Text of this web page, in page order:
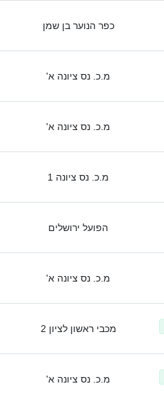
כפר הנוער בן שמן
מ.כ. נס ציונה א'
מ.כ. נס ציונה א'
מ.כ. נס ציונה 1
הפועל ירושלים
מ.כ. נס ציונה א'
מכבי ראשון לציון 2
מ.כ. נס ציונה א'